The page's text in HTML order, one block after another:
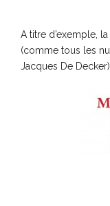
A titre d’exemple,
(comme tous les
Jacques De